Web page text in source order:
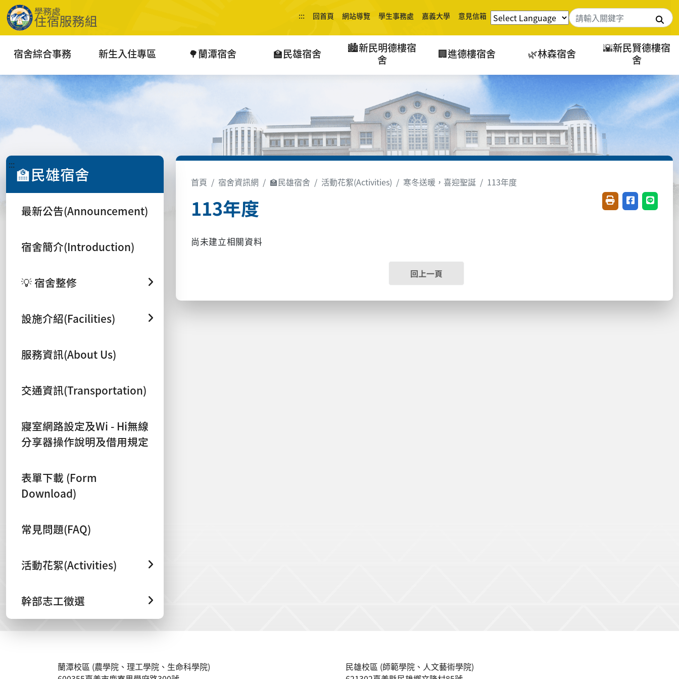
::: 回首頁 網站導覽 學生事務處 嘉義大學 意見信箱 搜尋
宿舍綜合事務 新生入住專區 🌳蘭潭宿舍 🏫民雄宿舍
🏙️新民明德樓宿
舍
🏢進德樓宿舍 🌿林森宿舍
🌇新民賢德樓宿
舍
::: 🏫民雄宿舍
最新公告(Announcement)
宿舍簡介(Introduction)
💡 宿舍整修
設施介紹(Facilities)
服務資訊(About Us)
交通資訊(Transportation)
寢室網路設定及Wi - Hi無線
分享器操作說明及借用規定
表單下載 (Form
Download)
常見問題(FAQ)
活動花絮(Activities)
幹部志工徵選
首頁 宿舍資訊網 🏫民雄宿舍 活動花絮(Activities) 寒冬送暖，喜迎聖誕 113年度
113年度 友善列印(開新視窗)
分享至臉書(
分享至
尚未建立相關資料
回上一頁
蘭潭校區 (農學院、理工學院、生命科學院)
民雄校區 (師範學院、人文藝術學院)